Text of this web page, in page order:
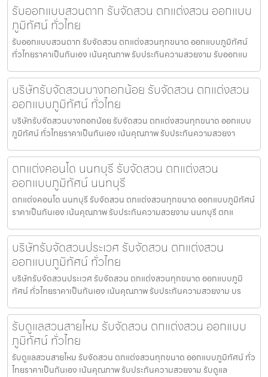
รับออกแบบสวนตาก รับจัดสวน ตกแต่งสวน ออกแบบ
ภูมิทัศน์ ทั่วไทย
รับออกแบบสวนตาก รับจัดสวน ตกแต่งสวนทุกขนาด ออกแบบภูมิทัศน์
ทั่วไทยราคาเป็นกันเอง เน้นคุณภาพ รับประกันความสวยงาม รับออกแบ
บริษัทรับจัดสวนบางกอกน้อย รับจัดสวน ตกแต่งสวน
ออกแบบภูมิทัศน์ ทั่วไทย
บริษัทรับจัดสวนบางกอกน้อย รับจัดสวน ตกแต่งสวนทุกขนาด ออกแบบ
ภูมิทัศน์ ทั่วไทยราคาเป็นกันเอง เน้นคุณภาพ รับประกันความสวยงา
ตกแต่งคอนโด นนทบุรี รับจัดสวน ตกแต่งสวน
ออกแบบภูมิทัศน์ นนทบุรี
ตกแต่งคอนโด นนทบุรี รับจัดสวน ตกแต่งสวนทุกขนาด ออกแบบภูมิทัศน์
ราคาเป็นกันเอง เน้นคุณภาพ รับประกันความสวยงาม นนทบุรี ตกแ
บริษัทรับจัดสวนประเวศ รับจัดสวน ตกแต่งสวน
ออกแบบภูมิทัศน์ ทั่วไทย
บริษัทรับจัดสวนประเวศ รับจัดสวน ตกแต่งสวนทุกขนาด ออกแบบภูมิ
ทัศน์ ทั่วไทยราคาเป็นกันเอง เน้นคุณภาพ รับประกันความสวยงาม บร
รับดูแลสวนสายไหม รับจัดสวน ตกแต่งสวน ออกแบบ
ภูมิทัศน์ ทั่วไทย
รับดูแลสวนสายไหม รับจัดสวน ตกแต่งสวนทุกขนาด ออกแบบภูมิทัศน์ ทั่ว
ไทยราคาเป็นกันเอง เน้นคุณภาพ รับประกันความสวยงาม รับดูแล